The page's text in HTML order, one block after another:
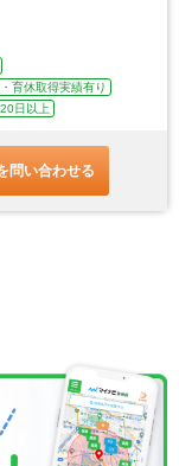
育休取得実績有り
日以上
問い合わせる